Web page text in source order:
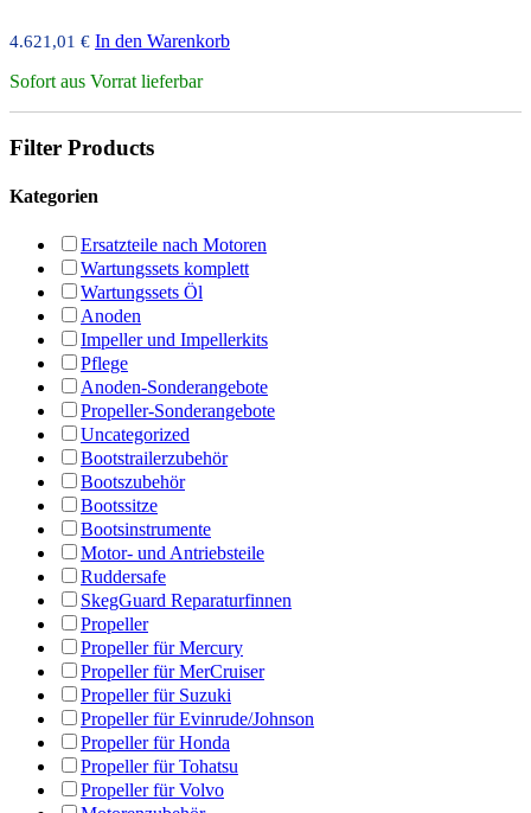
4.621,01 € In den Warenkorb
Sofort aus Vorrat lieferbar
Filter Products
Kategorien
Ersatzteile nach Motoren
Wartungssets komplett
Wartungssets Öl
Anoden
Impeller und Impellerkits
Pflege
Anoden-Sonderangebote
Propeller-Sonderangebote
Uncategorized
Bootstrailerzubehör
Bootszubehör
Bootssitze
Bootsinstrumente
Motor- und Antriebsteile
Ruddersafe
SkegGuard Reparaturfinnen
Propeller
Propeller für Mercury
Propeller für MerCruiser
Propeller für Suzuki
Propeller für Evinrude/Johnson
Propeller für Honda
Propeller für Tohatsu
Propeller für Volvo